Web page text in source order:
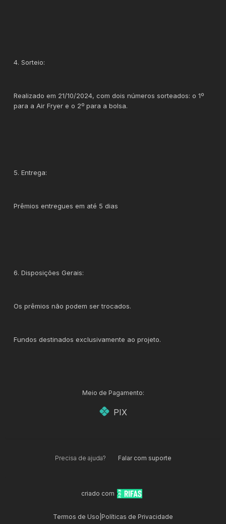
4. Sorteio:
Realizado em 21/10/2024, com dois números sorteados: o 1º
para a Air Fryer e o 2º para a bolsa.
5. Entrega:
Prêmios entregues em até 5 dias
6. Disposições Gerais:
Os prêmios não podem ser trocados.
Fundos destinados exclusivamente ao projeto.
Meio de Pagamento:
PIX
Precisa de ajuda? Falar com suporte
criado com
Termos de Uso Políticas de Privacidade